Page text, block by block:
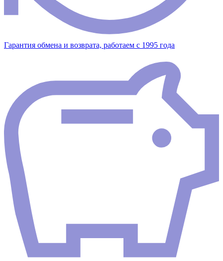
Гарантия обмена и возврата, работаем с 1995 года